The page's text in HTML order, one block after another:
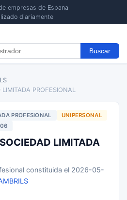
empresas de Espana
diariamente
Buscar
PROFESIONAL
PROFESIONAL
UNIPERSONAL
LIMITADA
constituida el 2026-05-